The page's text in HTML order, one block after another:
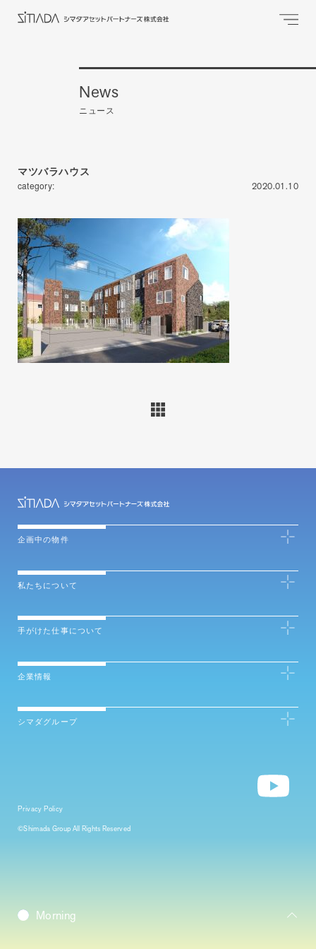
News
ニュース
マツバラハウス
category: 2020.01.10
Daybreak
Morning
企画中の物件
私たちについて
手がけた仕事について
企業情報
シマダグループ
Privacy Policy
©Shimada Group All Rights Reserved